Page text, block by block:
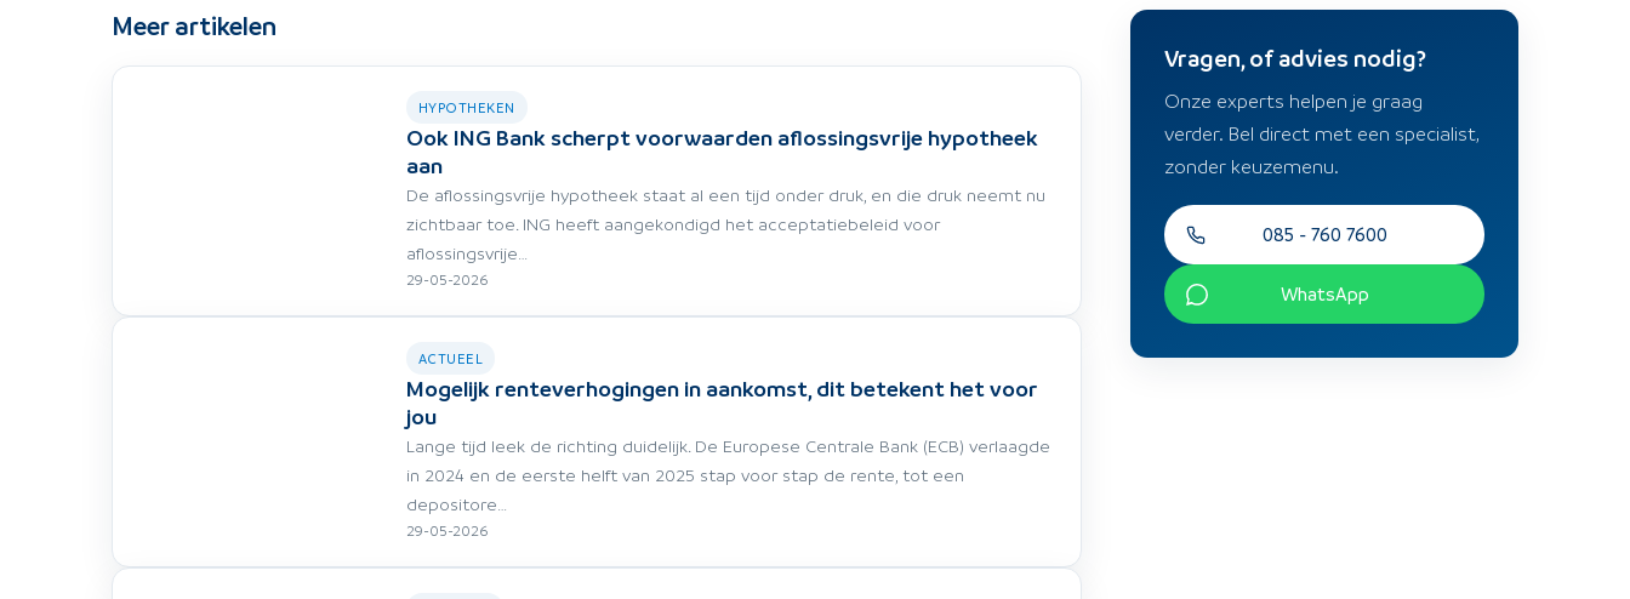
Meer artikelen
HYPOTHEKEN
Ook ING Bank scherpt voorwaarden aflossingsvrije hypotheek
aan
De aflossingsvrije hypotheek staat al een tijd onder druk, en die druk neemt nu
zichtbaar toe. ING heeft aangekondigd het acceptatiebeleid voor
aflossingsvrije…
29-05-2026
ACTUEEL
Mogelijk renteverhogingen in aankomst, dit betekent het voor
jou
Lange tijd leek de richting duidelijk. De Europese Centrale Bank (ECB) verlaagde
in 2024 en de eerste helft van 2025 stap voor stap de rente, tot een
depositore…
29-05-2026
Vragen, of advies nodig?
Onze experts helpen je graag
verder. Bel direct met een specialist,
zonder keuzemenu.
085 - 760 7600
WhatsApp